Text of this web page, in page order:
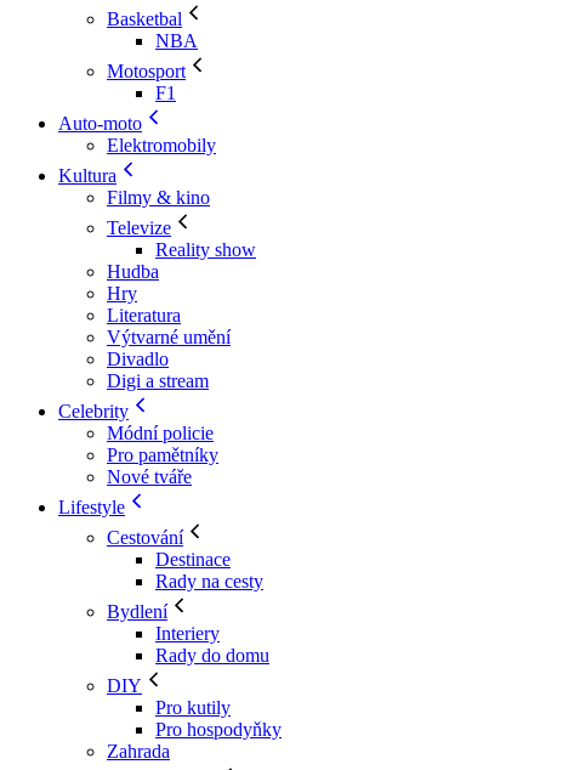
Basketbal
NBA
Motosport
F1
Auto-moto
Elektromobily
Kultura
Filmy & kino
Televize
Reality show
Hudba
Hry
Literatura
Výtvarné umění
Divadlo
Digi a stream
Celebrity
Módní policie
Pro pamětníky
Nové tváře
Lifestyle
Cestování
Destinace
Rady na cesty
Bydlení
Interiery
Rady do domu
DIY
Pro kutily
Pro hospodyňky
Zahrada